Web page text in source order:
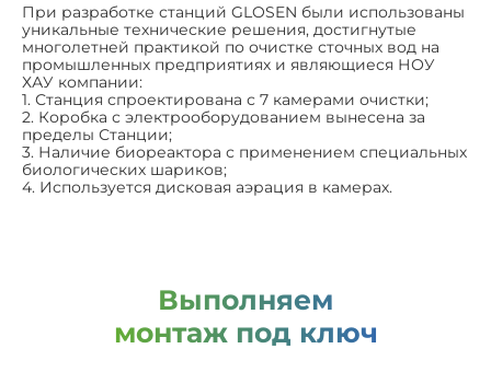
При разработке станций GLOSEN были использованы
уникальные технические решения, достигнутые
многолетней практикой по очистке сточных вод на
промышленных предприятиях и являющиеся НОУ
ХАУ компании:
1. Станция спроектирована с 7 камерами очистки;
2. Коробка с электрооборудованием вынесена за
пределы Станции;
3. Наличие биореактора с применением специальных
биологических шариков;
4. Используется дисковая аэрация в камерах.
Выполняем
монтаж под ключ